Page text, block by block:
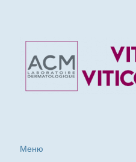
Меню